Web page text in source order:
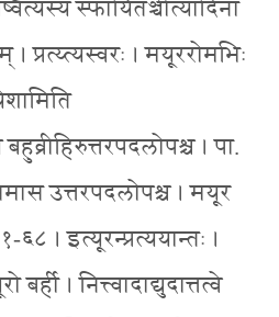
स्फायितञ्चीत्यादिना
। प्रत्य्त्यस्वरः । मयूररोमभिः
। पा.
उत्तरपदलोपश्च । मयूर
। इत्यूरन्प्रत्ययान्तः ।
। नित्त्वादाद्युदात्तत्वे